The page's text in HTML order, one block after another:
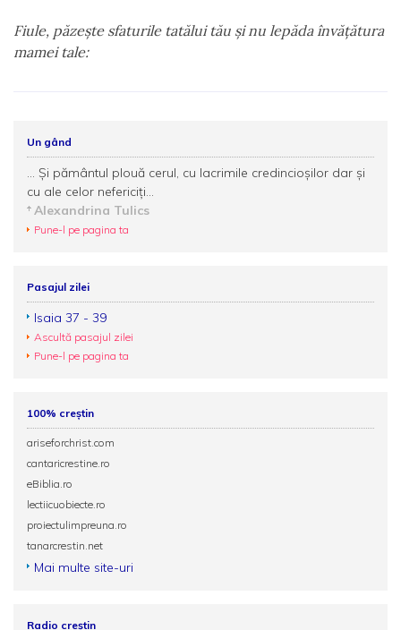
Fiule, păzeşte sfaturile tatălui tău şi nu lepăda învăţătura
mamei tale:
Un gând
... Și pământul plouă cerul, cu lacrimile credincioșilor dar și
cu ale celor nefericiți...
Alexandrina Tulics
Pune-l pe pagina ta
Pasajul zilei
Isaia 37 - 39
Ascultă pasajul zilei
Pune-l pe pagina ta
100% creștin
ariseforchrist.com
cantaricrestine.ro
eBiblia.ro
lectiicuobiecte.ro
proiectulimpreuna.ro
tanarcrestin.net
Mai multe site-uri
Radio creștin